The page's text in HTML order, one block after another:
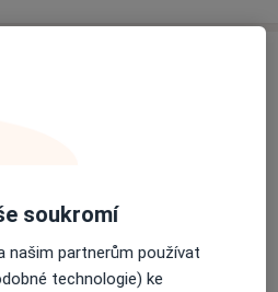
mapu
se otevře v nové záložce
není aktivní
soukromí
našim partnerům používat
technologie) ke